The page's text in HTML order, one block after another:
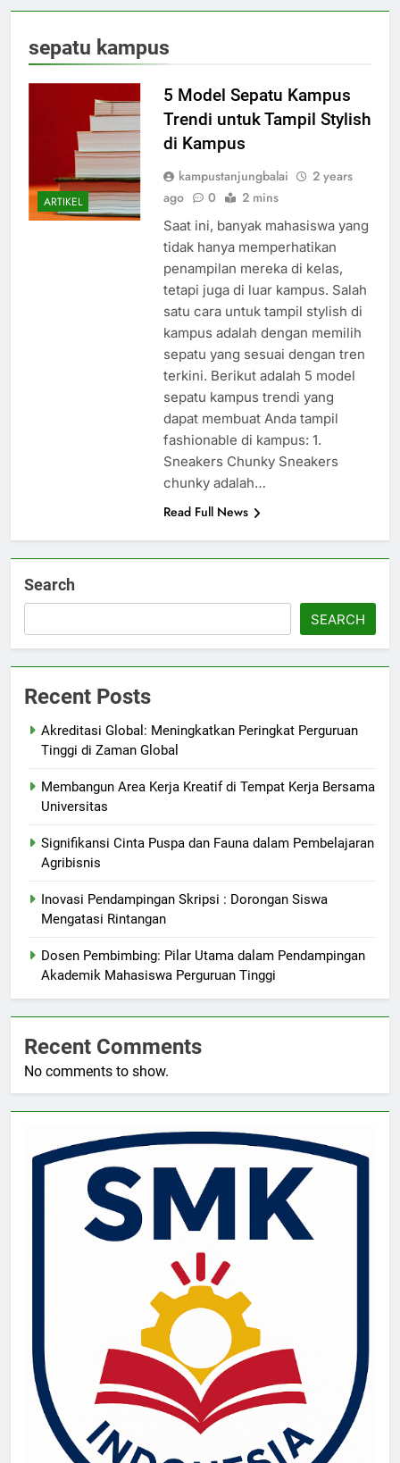
sepatu kampus
ARTIKEL
5 Model Sepatu Kampus
Trendi untuk Tampil Stylish
di Kampus
kampustanjungbalai
2 years
ago
0 2 mins
Saat ini, banyak mahasiswa yang
tidak hanya memperhatikan
penampilan mereka di kelas,
tetapi juga di luar kampus. Salah
satu cara untuk tampil stylish di
kampus adalah dengan memilih
sepatu yang sesuai dengan tren
terkini. Berikut adalah 5 model
sepatu kampus trendi yang
dapat membuat Anda tampil
fashionable di kampus: 1.
Sneakers Chunky Sneakers
chunky adalah…
Read Full News
Search
SEARCH
Recent Posts
Akreditasi Global: Meningkatkan Peringkat Perguruan
Tinggi di Zaman Global
Membangun Area Kerja Kreatif di Tempat Kerja Bersama
Universitas
Signifikansi Cinta Puspa dan Fauna dalam Pembelajaran
Agribisnis
Inovasi Pendampingan Skripsi : Dorongan Siswa
Mengatasi Rintangan
Dosen Pembimbing: Pilar Utama dalam Pendampingan
Akademik Mahasiswa Perguruan Tinggi
Recent Comments
No comments to show.